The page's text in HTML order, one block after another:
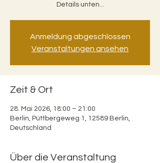
Details unten...
Anmeldung abgeschlossen
Veranstaltungen ansehen
Zeit & Ort
28. Mai 2026, 18:00 – 21:00
Berlin, Püttbergeweg 1, 12589 Berlin,
Deutschland
Über die Veranstaltung